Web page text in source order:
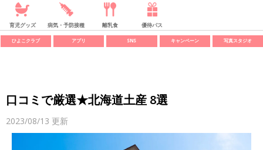
育児グッズ 病気・予防接種 離乳食 優待パス
ひよこクラブ アプリ SNS キャンペーン 写真スタジオ
口コミで厳選★北海道土産 8選
2023/08/13 更新